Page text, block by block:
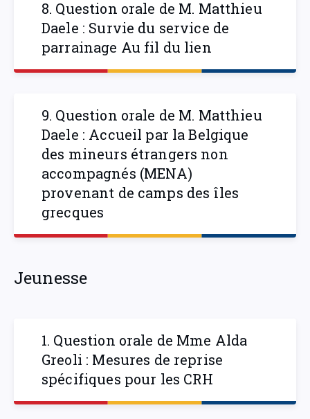
8. Question orale de M. Matthieu
Daele : Survie du service de
parrainage Au fil du lien
9. Question orale de M. Matthieu
Daele : Accueil par la Belgique
des mineurs étrangers non
accompagnés (MENA)
provenant de camps des îles
grecques
Jeunesse
1. Question orale de Mme Alda
Greoli : Mesures de reprise
spécifiques pour les CRH